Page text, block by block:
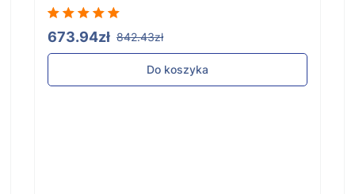
673.94zł 842.43zł
Do koszyka